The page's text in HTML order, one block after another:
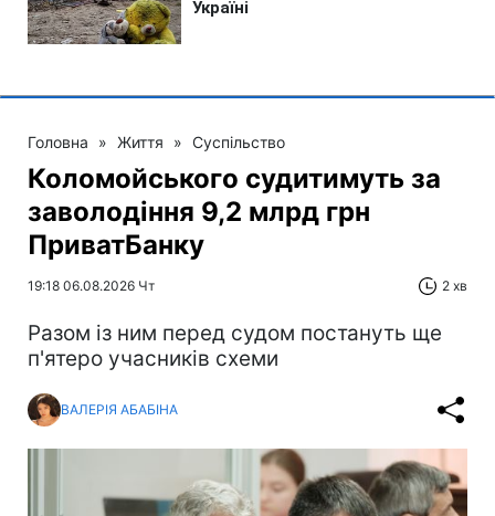
Головна » Життя » Суспільство
Коломойського судитимуть за
заволодіння 9,2 млрд грн
ПриватБанку
19:18 06.08.2026 Чт 2 хв
Разом із ним перед судом постануть ще
п'ятеро учасників схеми
ВАЛЕРІЯ АБАБІНА